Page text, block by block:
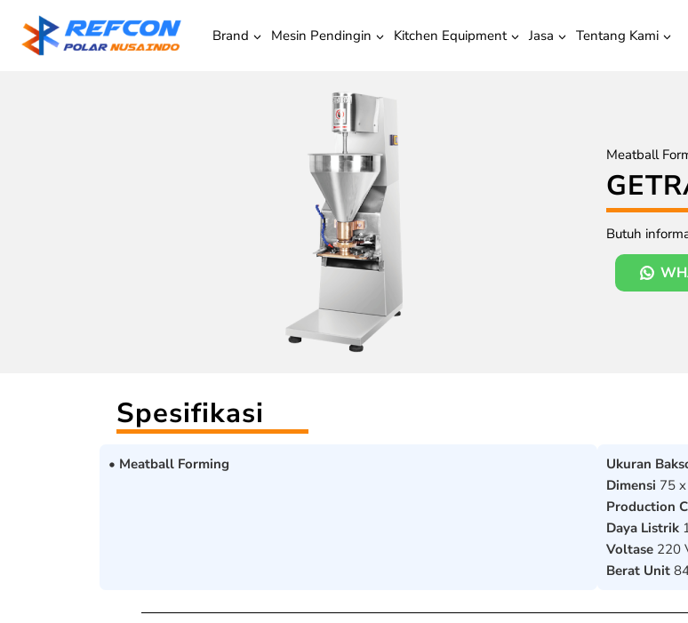
Brand Mesin Pendingin Kitchen Equipment Jasa Tentang Kami
Meatball
Butuh
Spesifikasi
• Meatball Forming Ukuran
Dimensi 75
Production
Daya Listrik
Voltase 220
Berat Unit